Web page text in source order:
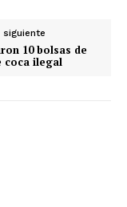
10 bolsas de
coca ilegal